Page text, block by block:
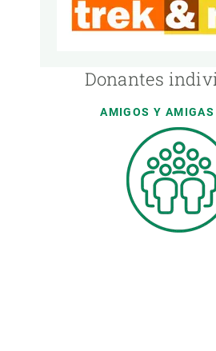
Donantes
AMIGOS Y AMIGAS